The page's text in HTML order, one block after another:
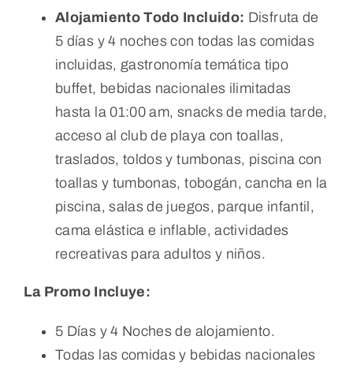
Alojamiento Todo Incluido: Disfruta de
5 días y 4 noches con todas las comidas
incluidas, gastronomía temática tipo
buffet, bebidas nacionales ilimitadas
hasta la 01:00 am, snacks de media tarde,
acceso al club de playa con toallas,
traslados, toldos y tumbonas, piscina con
toallas y tumbonas, tobogán, cancha en la
piscina, salas de juegos, parque infantil,
cama elástica e inflable, actividades
recreativas para adultos y niños.
La Promo Incluye:
5 Días y 4 Noches de alojamiento.
Todas las comidas y bebidas nacionales